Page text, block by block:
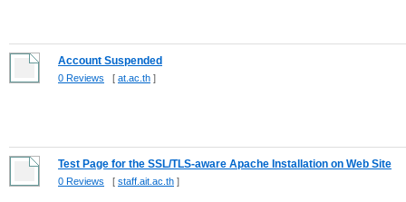
Account Suspended
0 Reviews [ at.ac.th ]
Test Page for the SSL/TLS-aware Apache Installation on Web Site
0 Reviews [ staff.ait.ac.th ]